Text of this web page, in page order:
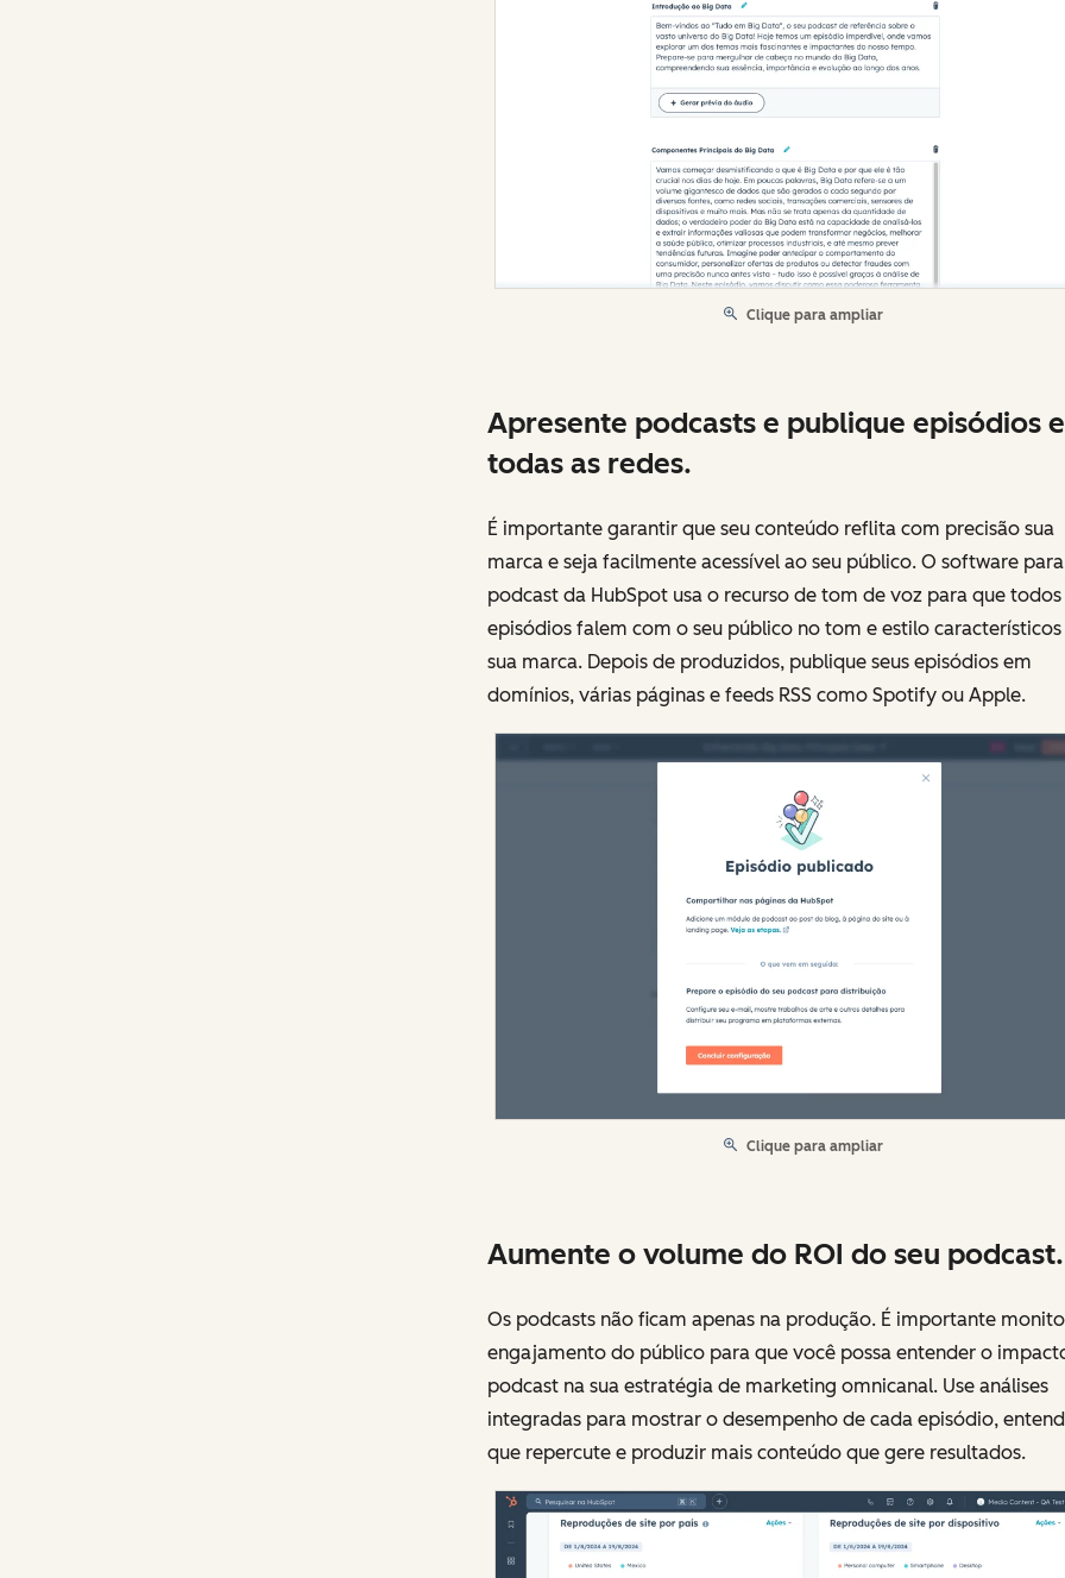
Clique para ampliar
Apresente podcasts e publique episódios
todas as redes.
É importante garantir que seu conteúdo reflita com precisão sua
marca e seja facilmente acessível ao seu público. O software para
podcast da HubSpot usa o recurso de tom de voz para que todos
episódios falem com o seu público no tom e estilo característicos
sua marca. Depois de produzidos, publique seus episódios em
domínios, várias páginas e feeds RSS como Spotify ou Apple.
Clique para ampliar
Aumente o volume do ROI do seu podcast.
Os podcasts não ficam apenas na produção. É importante
engajamento do público para que você possa entender o
podcast na sua estratégia de marketing omnicanal. Use análises
integradas para mostrar o desempenho de cada episódio,
que repercute e produzir mais conteúdo que gere resultados.